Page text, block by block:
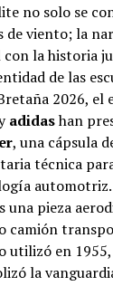
no solo se
viento; la
la historia
de las
2026, el
adidashan
, una cápsula
técnica
una pieza
camión
utilizó en
la